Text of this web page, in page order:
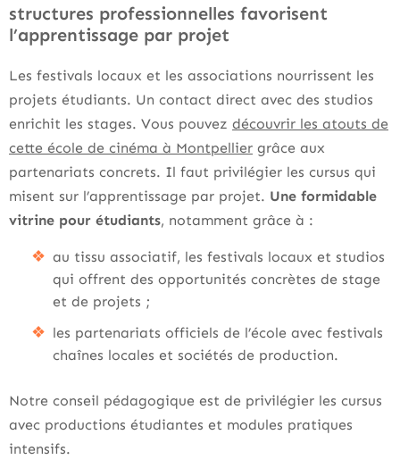
structures professionnelles favorisent
l’apprentissage par projet
Les festivals locaux et les associations nourrissent les
projets étudiants. Un contact direct avec des studios
enrichit les stages. Vous pouvez découvrir les atouts de
cette école de cinéma à Montpellier grâce aux
partenariats concrets. Il faut privilégier les cursus qui
misent sur l’apprentissage par projet. Une formidable
vitrine pour étudiants, notamment grâce à :
au tissu associatif, les festivals locaux et studios
qui offrent des opportunités concrètes de stage
et de projets ;
les partenariats officiels de l’école avec festivals
chaînes locales et sociétés de production.
Notre conseil pédagogique est de privilégier les cursus
avec productions étudiantes et modules pratiques
intensifs.